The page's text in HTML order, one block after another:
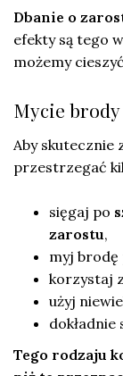
Dbanie o
efekty są tego
możemy
Mycie
Aby skutecznie
przestrzegać
sięgaj po
zarostu,
myj brodę
korzystaj z
użyj
dokładnie
Tego rodzaju